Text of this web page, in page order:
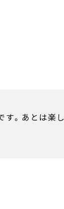
。あとは楽し